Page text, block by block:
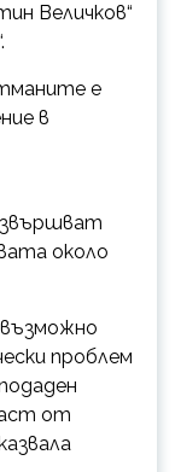
Величков“
е
в
около
проблем
от